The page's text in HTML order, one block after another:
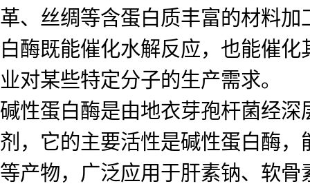
革、丝绸等含蛋白质丰富的材料
白酶既能催化水解反应，也能催
业对某些特定分子的生产需求。
碱性蛋白酶是由地衣芽孢杆菌经
剂，它的主要活性是碱性蛋白酶
等产物，广泛应用于肝素钠、软